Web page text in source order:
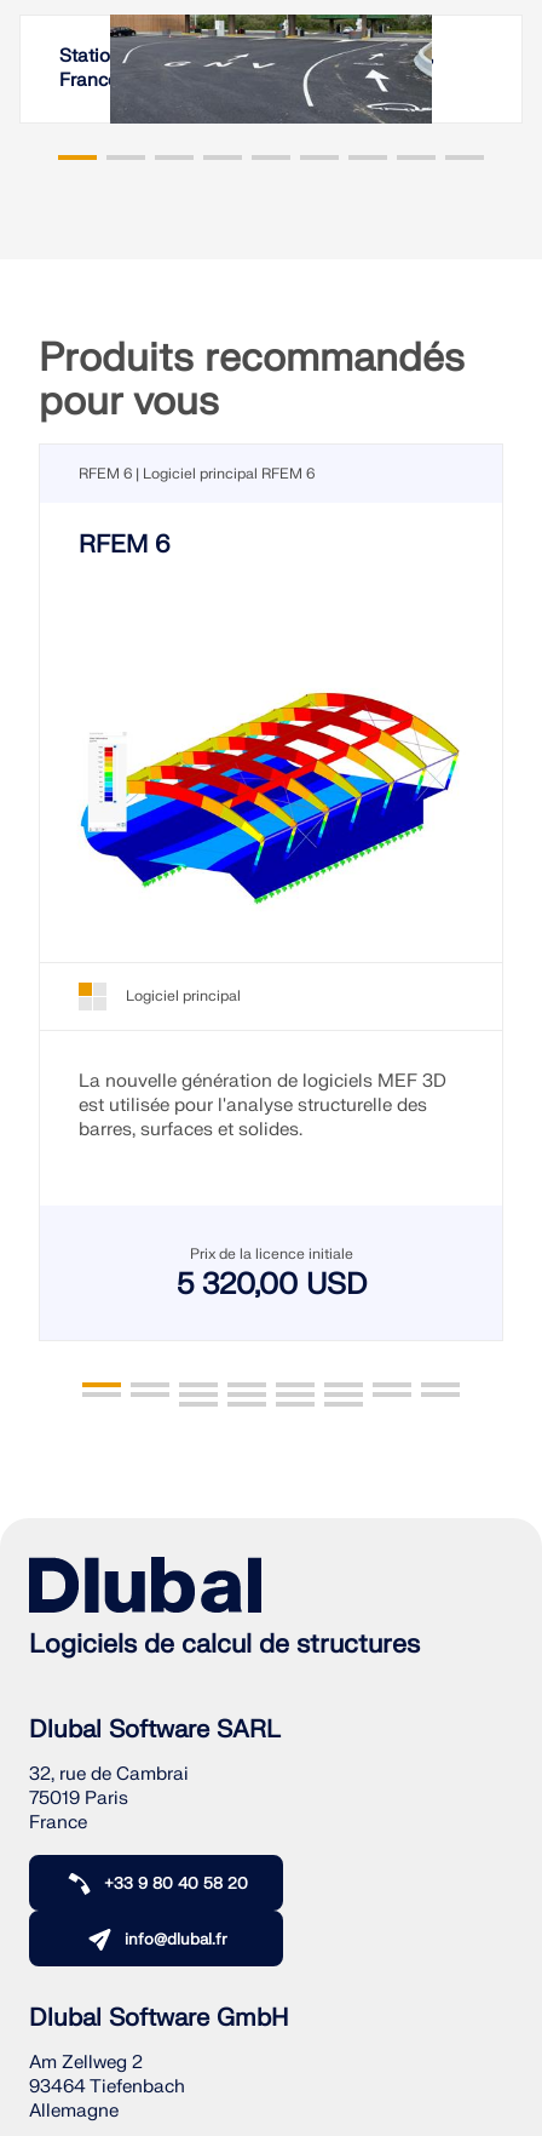
Station multi-énergies aux Sables-d’Olonne,
France
Produits recommandés
pour vous
RFEM 6 | Logiciel principal RFEM 6
RFEM 6
Logiciel principal
La nouvelle génération de logiciels MEF 3D
est utilisée pour l'analyse structurelle des
barres, surfaces et solides.
Prix de la licence initiale
5 320,00 USD
Logiciels de calcul de structures
Dlubal Software SARL
32, rue de Cambrai
75019 Paris
France
+33 9 80 40 58 20
info@dlubal.fr
Dlubal Software GmbH
Am Zellweg 2
93464 Tiefenbach
Allemagne